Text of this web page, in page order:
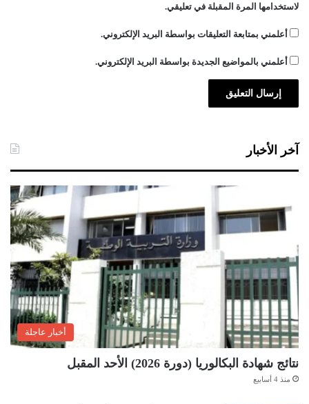
لاستخدامها المرة المقبلة في تعليقي.
أعلمني بمتابعة التعليقات بواسطة البريد الإلكتروني.
أعلمني بالمواضيع الجديدة بواسطة البريد الإلكتروني.
آخر الأخبار
أخبار عاجلة
نتائج شهادة البكالوريا (دورة 2026) الأحد المقبل
منذ 4 أسابيع